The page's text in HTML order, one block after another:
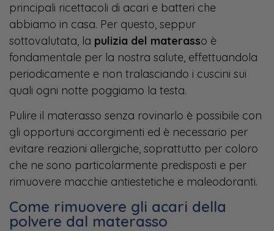
principali ricettacoli di acari e batteri che
abbiamo in casa. Per questo, seppur
sottovalutata, la pulizia del materasso è
fondamentale per la nostra salute, effettuandola
periodicamente e non tralasciando i cuscini sui
quali ogni notte poggiamo la testa.
Pulire il materasso senza rovinarlo è possibile con
gli opportuni accorgimenti ed è necessario per
evitare reazioni allergiche, soprattutto per coloro
che ne sono particolarmente predisposti e per
rimuovere macchie antiestetiche e maleodoranti.
Come rimuovere gli acari della
polvere dal materasso